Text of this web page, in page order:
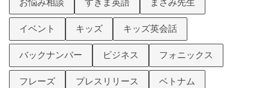
お悩み相談 すきま英語 まさみ先生
イベント キッズ キッズ英会話
バックナンバー ビジネス フォニックス
フレーズ プレスリリース ベトナム